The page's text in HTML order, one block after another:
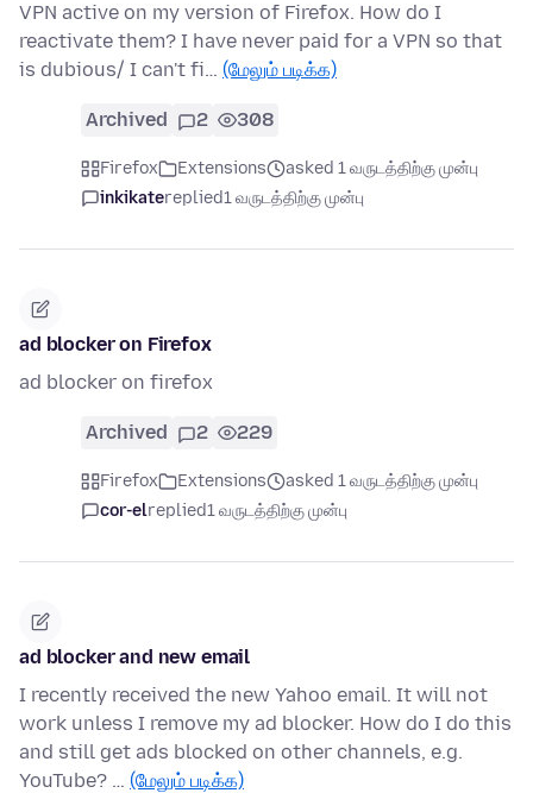
VPN active on my version of Firefox. How do I
reactivate them? I have never paid for a VPN so that
is dubious/ I can't fi… (மேலும் படிக்க)
Archived 2 308
Firefox Extensions
asked 1 வருடத்திற்கு முன்பு
inkikatereplied1 வருடத்திற்கு முன்பு
ad blocker on Firefox
ad blocker on firefox
Archived 2 229
Firefox Extensions
asked 1 வருடத்திற்கு முன்பு
cor-elreplied1 வருடத்திற்கு முன்பு
ad blocker and new email
I recently received the new Yahoo email. It will not
work unless I remove my ad blocker. How do I do this
and still get ads blocked on other channels, e.g.
YouTube? … (மேலும் படிக்க)